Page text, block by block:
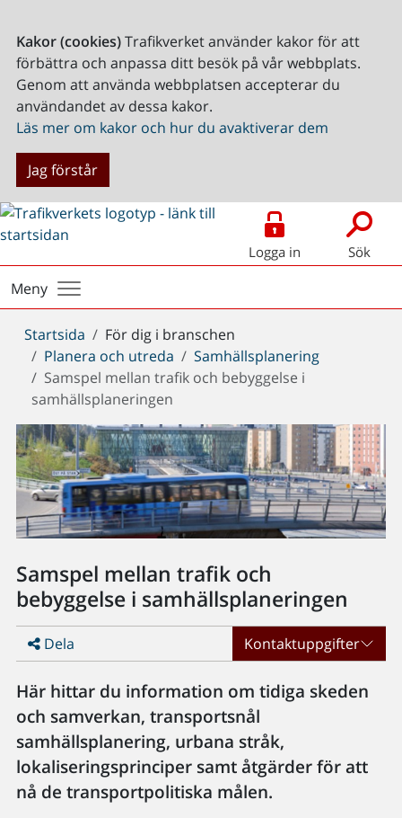
Kakor (cookies)Trafikverket använder kakor för att
förbättra och anpassa ditt besök på vår webbplats.
Genom att använda webbplatsen accepterar du
användandet av dessa kakor.
Läs mer om kakor och hur du avaktiverar dem
Jag förstår
Logga in Sök
Meny
Du
är
här:
Startsida
För dig i branschen
Planera och utreda
Samhällsplanering
Samspel mellan trafik och bebyggelse i
samhällsplaneringen
Samspel mellan trafik och
bebyggelse i samhällsplaneringen
Dela Kontaktuppgifter
Här hittar du information om tidiga skeden
och samverkan, transportsnål
samhällsplanering, urbana stråk,
lokaliseringsprinciper samt åtgärder för att
nå de transportpolitiska målen.